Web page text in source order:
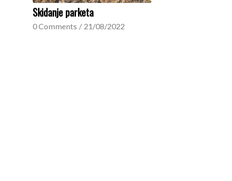
Skidanje parketa
0 Comments / 21/08/2022